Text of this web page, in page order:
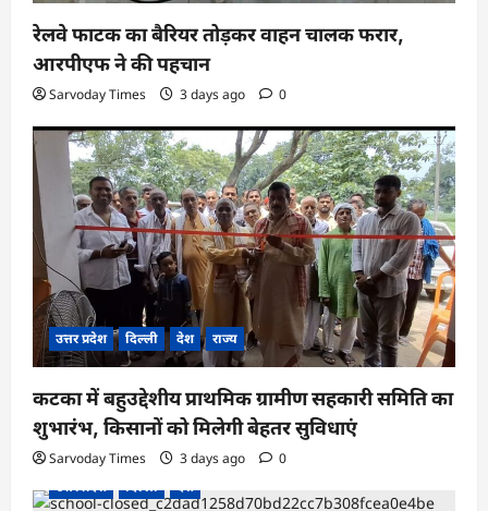
रेलवे फाटक का बैरियर तोड़कर वाहन चालक फरार,
आरपीएफ ने की पहचान
Sarvoday Times 3 days ago 0
उत्तर प्रदेश दिल्ली देश राज्य
कटका में बहुउद्देशीय प्राथमिक ग्रामीण सहकारी समिति का
शुभारंभ, किसानों को मिलेगी बेहतर सुविधाएं
Sarvoday Times 3 days ago
0
उत्तर प्रदेश
दिल्ली देश